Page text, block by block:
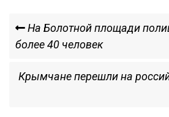
Навигация
записям
Previous
Post
На Болотной площади
более 40 человек
Next
Крымчане перешли на